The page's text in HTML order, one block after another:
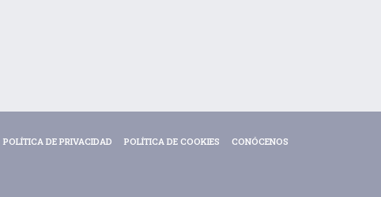
POLÍTICA DE PRIVACIDAD POLÍTICA DE COOKIES CONÓCENOS